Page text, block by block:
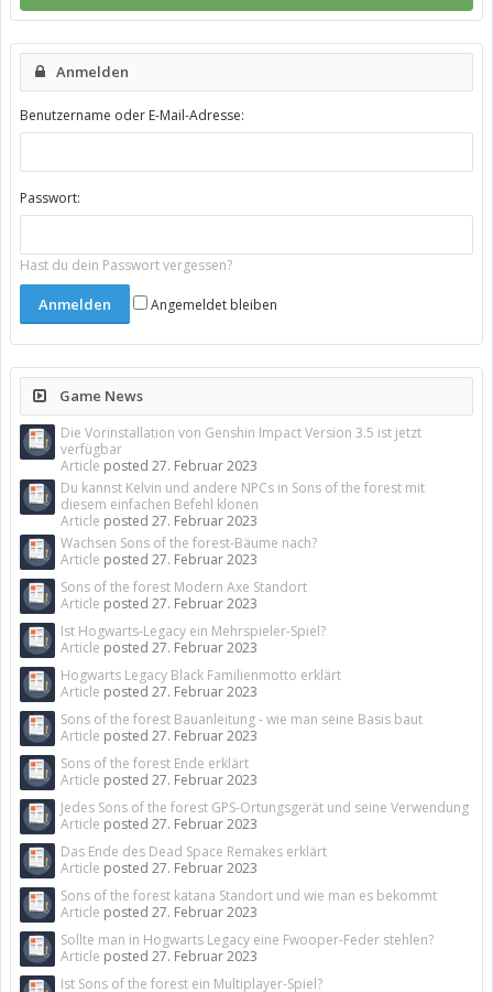
Anmelden
Benutzername oder E-Mail-Adresse:
Passwort:
Hast du dein Passwort vergessen?
Angemeldet bleiben
Game News
Die Vorinstallation von Genshin Impact Version 3.5 ist jetzt
verfügbar
Article posted 27. Februar 2023
Du kannst Kelvin und andere NPCs in Sons of the forest mit
diesem einfachen Befehl klonen
Article posted 27. Februar 2023
Wachsen Sons of the forest-Bäume nach?
Article posted 27. Februar 2023
Sons of the forest Modern Axe Standort
Article posted 27. Februar 2023
Ist Hogwarts-Legacy ein Mehrspieler-Spiel?
Article posted 27. Februar 2023
Hogwarts Legacy Black Familienmotto erklärt
Article posted 27. Februar 2023
Sons of the forest Bauanleitung - wie man seine Basis baut
Article posted 27. Februar 2023
Sons of the forest Ende erklärt
Article posted 27. Februar 2023
Jedes Sons of the forest GPS-Ortungsgerät und seine Verwendung
Article posted 27. Februar 2023
Das Ende des Dead Space Remakes erklärt
Article posted 27. Februar 2023
Sons of the forest katana Standort und wie man es bekommt
Article posted 27. Februar 2023
Sollte man in Hogwarts Legacy eine Fwooper-Feder stehlen?
Article posted 27. Februar 2023
Ist Sons of the forest ein Multiplayer-Spiel?